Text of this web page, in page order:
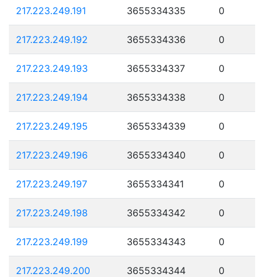
217.223.249.191 3655334335 0
217.223.249.192 3655334336 0
217.223.249.193 3655334337 0
217.223.249.194 3655334338 0
217.223.249.195 3655334339 0
217.223.249.196 3655334340 0
217.223.249.197 3655334341 0
217.223.249.198 3655334342 0
217.223.249.199 3655334343 0
217.223.249.200 3655334344 0